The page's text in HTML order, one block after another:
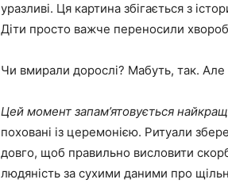
уразливі. Ця картина збігається з
Діти просто важче переносили
Чи вмирали дорослі? Мабуть, так.
Цей момент запам’ятовується
поховані із церемонією. Ритуали
довго, щоб правильно висловити
людяність за сухими даними про